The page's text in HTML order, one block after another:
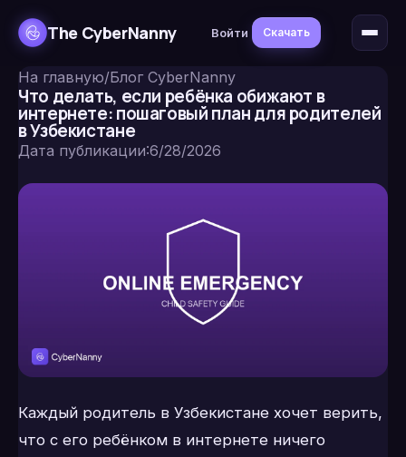
The CyberNanny Войти Скачать
На главную/Блог CyberNanny
Что делать, если ребёнка обижают в
интернете: пошаговый план для родителей
в Узбекистане
Дата публикации:6/28/2026
Каждый родитель в Узбекистане хочет верить,
что с его ребёнком в интернете ничего